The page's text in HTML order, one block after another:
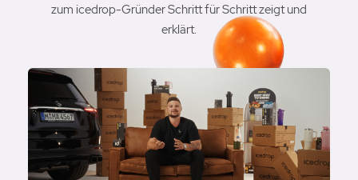
zum icedrop-Gründer Schritt für Schritt zeigt und
erklärt.